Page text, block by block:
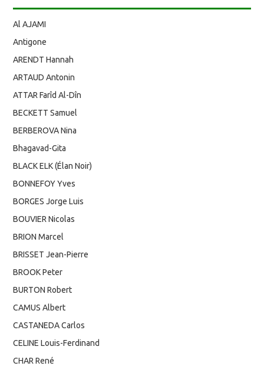
Al AJAMI
Antigone
ARENDT Hannah
ARTAUD Antonin
ATTAR Farîd Al-Dîn
BECKETT Samuel
BERBEROVA Nina
Bhagavad-Gita
BLACK ELK (Élan Noir)
BONNEFOY Yves
BORGES Jorge Luis
BOUVIER Nicolas
BRION Marcel
BRISSET Jean-Pierre
BROOK Peter
BURTON Robert
CAMUS Albert
CASTANEDA Carlos
CELINE Louis-Ferdinand
CHAR René